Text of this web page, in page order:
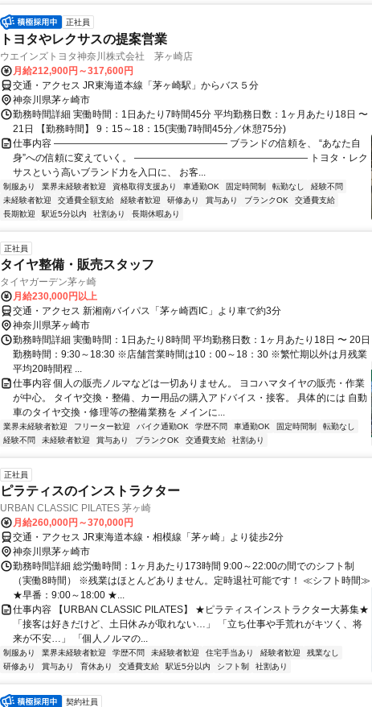
正社員
トヨタやレクサスの提案営業
ウエインズトヨタ神奈川株式会社 茅ヶ崎店
月給212,900円～317,600円
交通・アクセス JR東海道本線「茅ヶ崎駅」からバス５分
神奈川県茅ヶ崎市
勤務時間詳細 実働時間：1日あたり7時間45分 平均勤務日数：1ヶ月あたり18日 〜
21日 【勤務時間】 9：15～18：15(実働7時間45分／休憩75分)
仕事内容 ―――――――――――――――――― ブランドの信頼を、 “あなた自
身”への信頼に変えていく。 ―――――――――――――――――― トヨタ・レク
サスという高いブランド力を入口に、 お客...
制服あり 業界未経験者歓迎 資格取得支援あり 車通勤OK 固定時間制 転勤なし
経験不問
未経験者歓迎
交通費全額支給 経験者歓迎 研修あり 賞与あり ブランクOK
交通費支給
長期歓迎
駅近5分以内 社割あり 長期休暇あり
正社員
タイヤ整備・販売スタッフ
タイヤガーデン茅ヶ崎
月給230,000円以上
交通・アクセス 新湘南バイパス「茅ヶ崎西IC」より車で約3分
神奈川県茅ヶ崎市
勤務時間詳細 実働時間：1日あたり8時間 平均勤務日数：1ヶ月あたり18日 〜 20日
勤務時間：9:30～18:30 ※店舗営業時間は10：00～18：30 ※繁忙期以外は月残業
平均20時間程 ...
仕事内容 個人の販売ノルマなどは一切ありません。 ヨコハマタイヤの販売・作業
が中心。 タイヤ交換・整備、カー用品の購入アドバイス・接客。 具体的には 自動
車のタイヤ交換・修理等の整備業務を メインに...
業界未経験者歓迎 フリーター歓迎 バイク通勤OK 学歴不問 車通勤OK 固定時間制
転勤なし
経験不問
未経験者歓迎 賞与あり ブランクOK 交通費支給 社割あり
正社員
ピラティスのインストラクター
URBAN CLASSIC PILATES 茅ヶ崎
月給260,000円～370,000円
交通・アクセス JR東海道本線・相模線「茅ヶ崎」より徒歩2分
神奈川県茅ヶ崎市
勤務時間詳細 総労働時間：1ヶ月あたり173時間 9:00～22:00の間でのシフト制
（実働8時間） ※残業はほとんどありません。定時退社可能です！ ≪シフト時間≫
★早番：9:00～18:00 ★...
仕事内容 【URBAN CLASSIC PILATES】 ★ピラティスインストラクター大募集★
「接客は好きだけど、土日休みが取れない…」 「立ち仕事や手荒れがキツく、将
来が不安…」 「個人ノルマの...
制服あり 業界未経験者歓迎 学歴不問 未経験者歓迎 住宅手当あり 経験者歓迎
残業なし
研修あり
賞与あり 育休あり 交通費支給 駅近5分以内 シフト制 社割あり
契約社員